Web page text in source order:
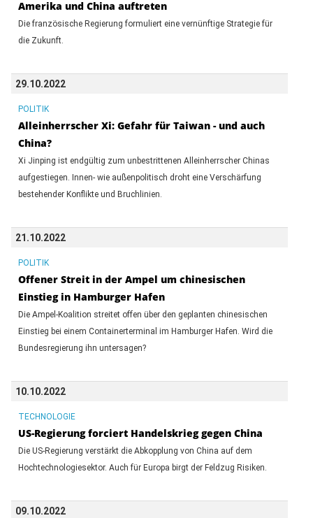
Amerika und China auftreten
Die französische Regierung formuliert eine vernünftige Strategie für
die Zukunft.
29.10.2022
POLITIK
Alleinherrscher Xi: Gefahr für Taiwan - und auch
China?
Xi Jinping ist endgültig zum unbestrittenen Alleinherrscher Chinas
aufgestiegen. Innen- wie außenpolitisch droht eine Verschärfung
bestehender Konflikte und Bruchlinien.
21.10.2022
POLITIK
Offener Streit in der Ampel um chinesischen
Einstieg in Hamburger Hafen
Die Ampel-Koalition streitet offen über den geplanten chinesischen
Einstieg bei einem Containerterminal im Hamburger Hafen. Wird die
Bundesregierung ihn untersagen?
10.10.2022
TECHNOLOGIE
US-Regierung forciert Handelskrieg gegen China
Die US-Regierung verstärkt die Abkopplung von China auf dem
Hochtechnologiesektor. Auch für Europa birgt der Feldzug Risiken.
09.10.2022